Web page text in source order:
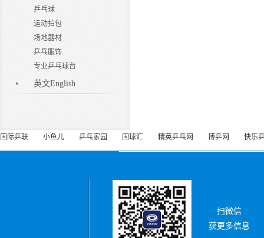
乒乓球
运动拍包
场地器材
乒乓服饰
专业乒乓球台
英文English
国际乒联 小鱼儿 乒乓家园 国球汇 精英乒乓网 博乒网 快乐
扫微信
获更多信息